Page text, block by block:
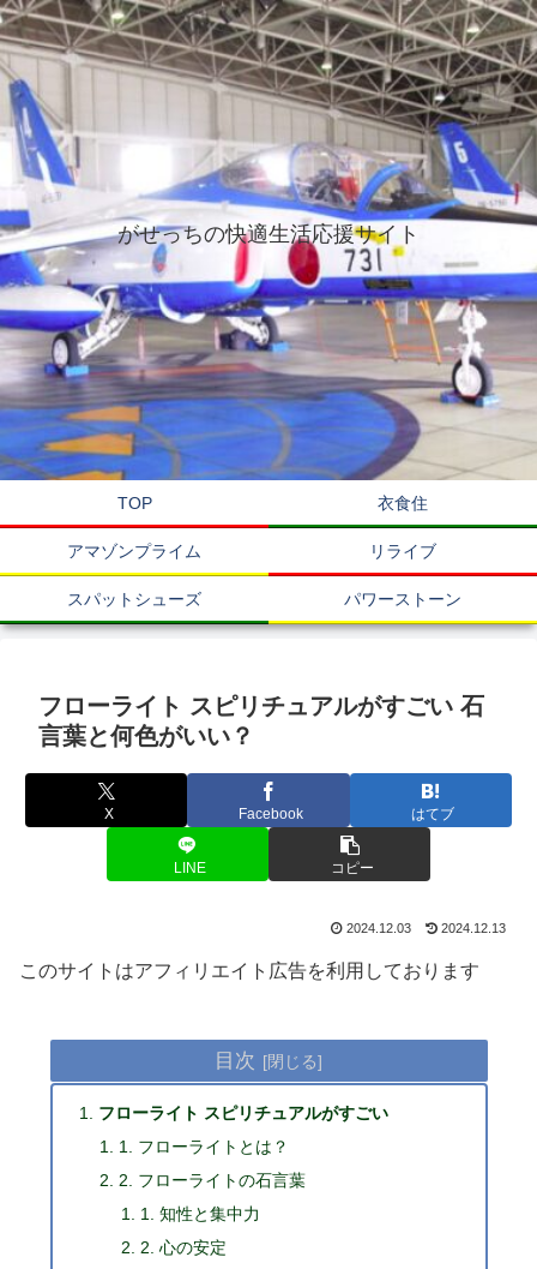
がせっちの快適生活応援サイト
TOP 衣食住
アマゾンプライム リライブ
スパットシューズ パワーストーン
フローライト スピリチュアルがすごい 石
言葉と何色がいい？
X Facebook はてブ
LINE コピー
2024.12.03 2024.12.13
このサイトはアフィリエイト広告を利用しております
目次
フローライト スピリチュアルがすごい
1. フローライトとは？
2. フローライトの石言葉
1. 知性と集中力
2. 心の安定